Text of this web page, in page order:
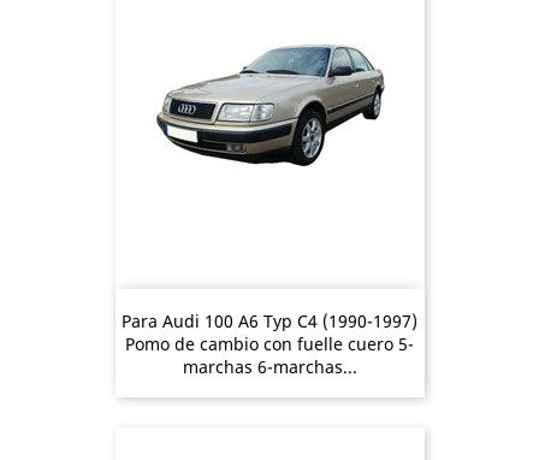
Para Audi 100 A6 Typ C4 (1990-1997)
Pomo de cambio con fuelle cuero 5-
marchas 6-marchas...